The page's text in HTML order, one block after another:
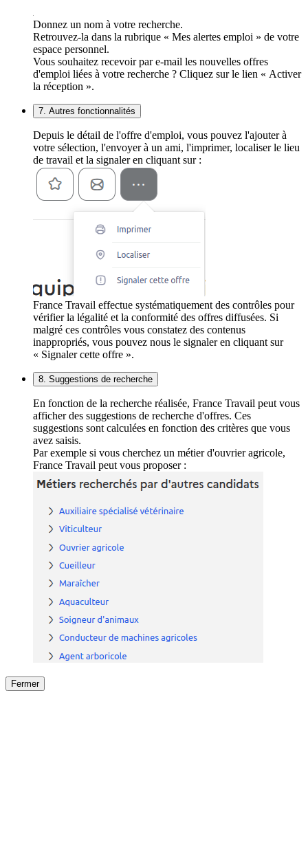
Donnez un nom à votre recherche.
Retrouvez-la dans la rubrique « Mes alertes emploi » de votre
espace personnel.
Vous souhaitez recevoir par e-mail les nouvelles offres
d'emploi liées à votre recherche ? Cliquez sur le lien « Activer
la réception ».
7. Autres fonctionnalités
Depuis le détail de l'offre d'emploi, vous pouvez l'ajouter à
votre sélection, l'envoyer à un ami, l'imprimer, localiser le lieu
de travail et la signaler en cliquant sur :
France Travail effectue systématiquement des contrôles pour
vérifier la légalité et la conformité des offres diffusées. Si
malgré ces contrôles vous constatez des contenus
inappropriés, vous pouvez nous le signaler en cliquant sur
« Signaler cette offre ».
8. Suggestions de recherche
En fonction de la recherche réalisée, France Travail peut vous
afficher des suggestions de recherche d'offres. Ces
suggestions sont calculées en fonction des critères que vous
avez saisis.
Par exemple si vous cherchez un métier d'ouvrier agricole,
France Travail peut vous proposer :
Fermer